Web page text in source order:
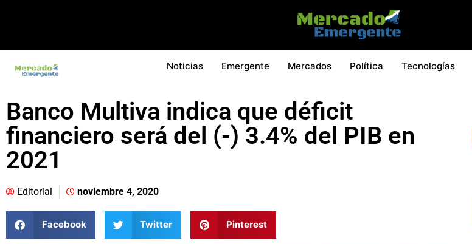
Noticias Emergente Mercados Política Tecnologías
Banco Multiva indica que déficit
financiero será del (-) 3.4% del PIB en
2021
Editorial noviembre 4, 2020
Facebook Twitter Pinterest